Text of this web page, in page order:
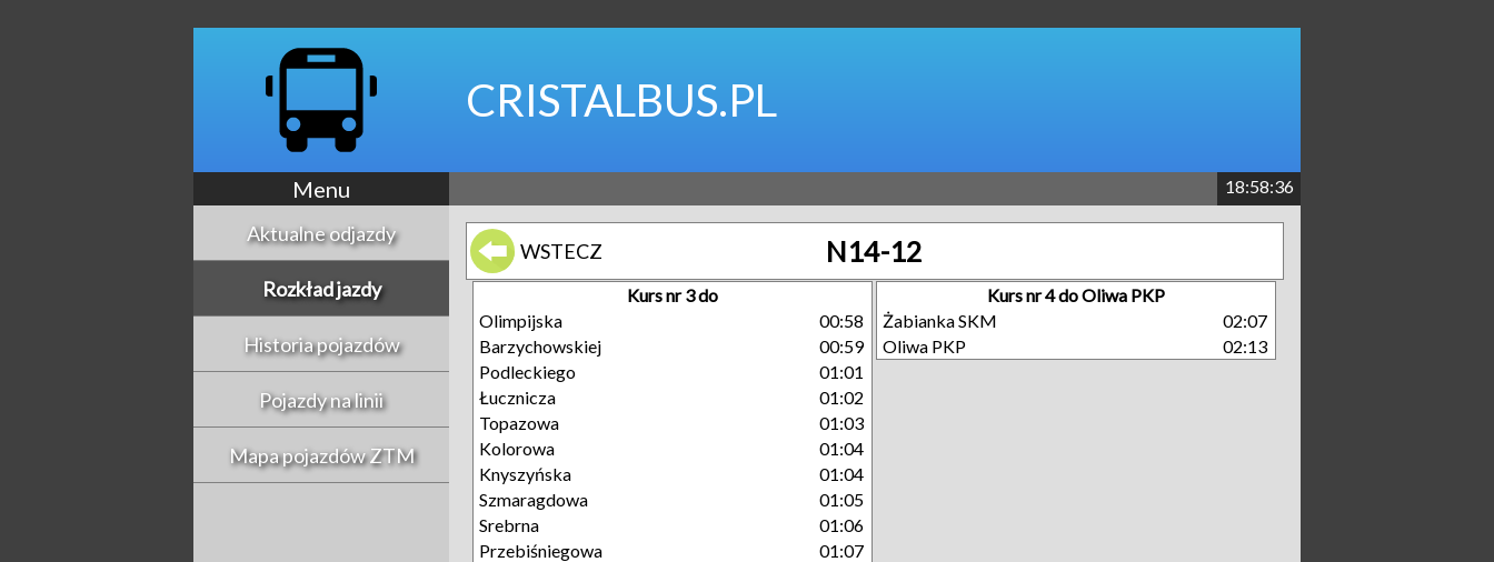
CRISTALBUS.PL
Menu 18:58:36
Aktualne odjazdy
Rozkład jazdy
Historia pojazdów
Pojazdy na linii
Mapa pojazdów ZTM
WSTECZ N14-12
Kurs nr 3 do
Olimpijska
00:58
Barzychowskiej
00:59
Podleckiego
01:01
Łucznicza
01:02
Topazowa
01:03
Kolorowa
01:04
Knyszyńska
01:04
Szmaragdowa
01:05
Srebrna
01:06
Przebiśniegowa
01:07
Kurs nr 4 do Oliwa PKP
Żabianka SKM
02:07
Oliwa PKP
02:13